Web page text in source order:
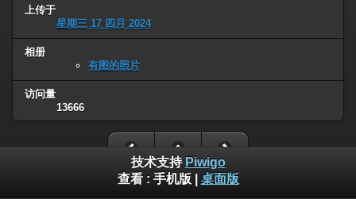
上传于
星期三 17 四月 2024
相册
有图的照片
访问量
13666
技术支持 Piwigo
查看 : 手机版 桌面版